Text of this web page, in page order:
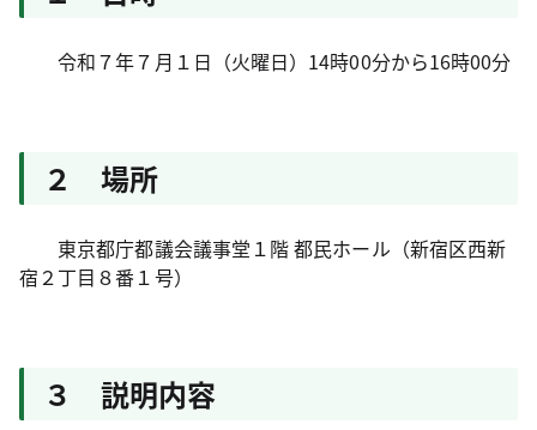
令和７年７月１日（火曜日）14時00分から16時00分
２ 場所
東京都庁都議会議事堂１階 都民ホール（新宿区西新
宿２丁目８番１号）
３ 説明内容